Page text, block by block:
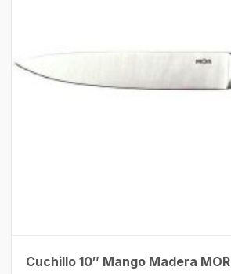
Cuchillo 10″ Mango Madera MOR